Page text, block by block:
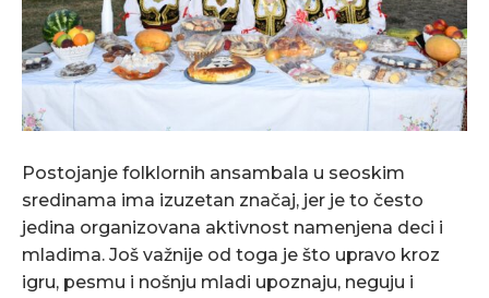
Postojanje folklornih ansambala u seoskim
sredinama ima izuzetan značaj, jer je to često
jedina organizovana aktivnost namenjena deci i
mladima. Još važnije od toga je što upravo kroz
igru, pesmu i nošnju mladi upoznaju, neguju i